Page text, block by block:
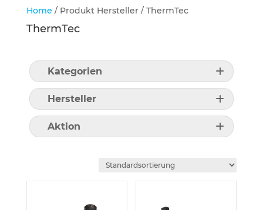
Home / Produkt Hersteller / ThermTec
ThermTec
Kategorien
Hersteller
Aktion